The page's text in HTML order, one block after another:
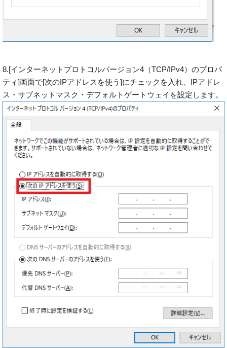
8.[インターネットプロトコルバージョン4（TCP/IPv4）のプロパ
ティ]画面で[次のIPアドレスを使う]にチェックを入れ、IPアドレ
ス・サブネットマスク・デフォルトゲートウェイを設定します。